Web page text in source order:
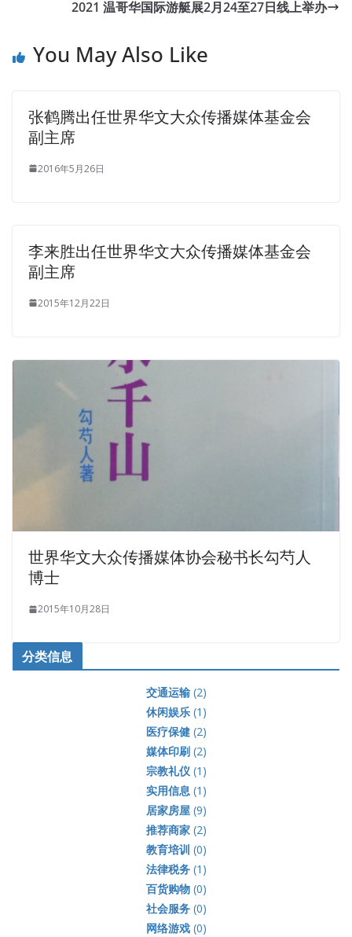
2021​ 温哥华国际游艇展2月24至27日线上举办
You May Also Like
张鹤腾出任世界华文大众传播媒体基金会
副主席
2016年5月26日
李来胜出任世界华文大众传播媒体基金会
副主席
2015年12月22日
世界华文大众传播媒体协会秘书长勾芍人
博士
2015年10月28日
分类信息
交通运输(2)
休闲娱乐(1)
医疗保健(2)
媒体印刷(2)
宗教礼仪(1)
实用信息(1)
居家房屋(9)
推荐商家(2)
教育培训 (0)
法律税务(1)
百货购物(0)
社会服务(0)
网络游戏(0)